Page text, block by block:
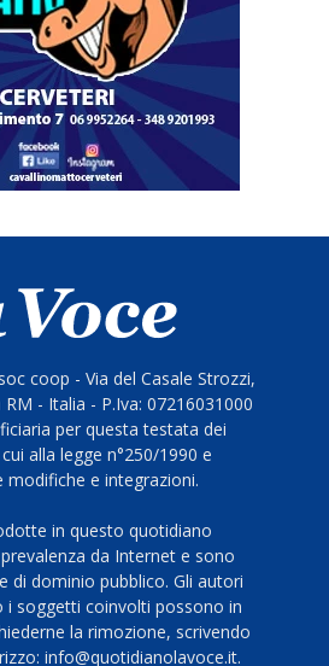
coop - Via del Casale Strozzi,
- Italia - P.Iva: 07216031000
per questa testata dei
alla legge n°250/1990 e
modifiche e integrazioni.
in questo quotidiano
da Internet e sono
di dominio pubblico. Gli autori
i soggetti coinvolti possono in
la rimozione, scrivendo
info@quotidianolavoce.it.